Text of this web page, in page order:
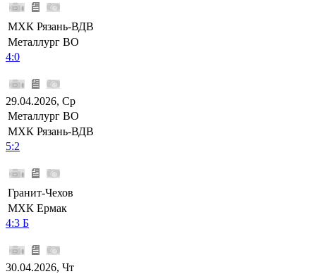
МХК Рязань-ВДВ
Металлург ВО
4:0
29.04.2026, Ср
Металлург ВО
МХК Рязань-ВДВ
5:2
Гранит-Чехов
МХК Ермак
4:3 Б
30.04.2026, Чт